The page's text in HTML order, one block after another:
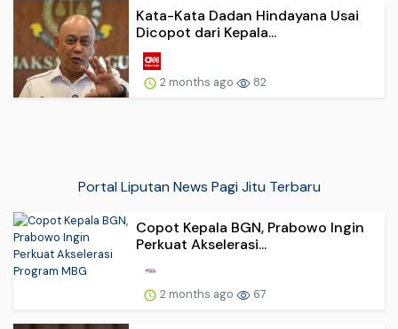
Kata-Kata Dadan Hindayana Usai
Dicopot dari Kepala...
2 months ago 82
Portal Liputan News Pagi Jitu Terbaru
Copot Kepala BGN, Prabowo Ingin
Perkuat Akselerasi...
2 months ago 67